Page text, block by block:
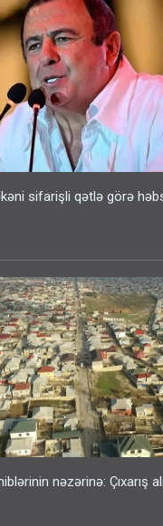
sifarişli qətlə görə
nəzərinə: Çıxarış